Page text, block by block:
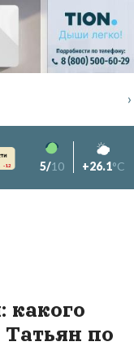
›
-1.2 5/10 +26.1°C
по